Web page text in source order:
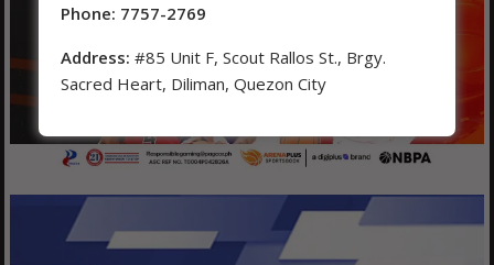
Phone: 7757-2769
Address: #85 Unit F, Scout Rallos St., Brgy.
Sacred Heart, Diliman, Quezon City